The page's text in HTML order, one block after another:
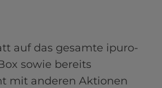
auf das gesamte ipuro-
sowie bereits
mit anderen Aktionen